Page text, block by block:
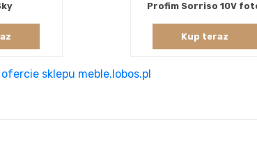
Profim Sorriso 10V
Kup teraz
sklepu meble.lobos.pl